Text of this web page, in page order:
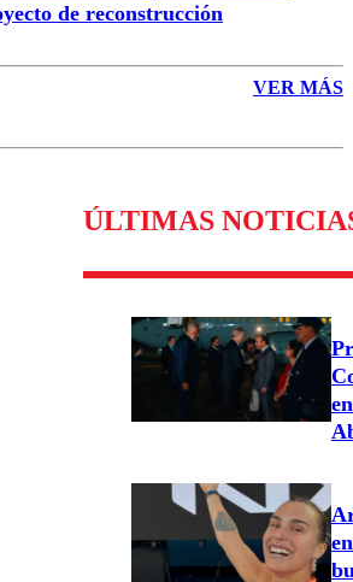
de reconstrucción
VER MÁS
ÚLTIMAS